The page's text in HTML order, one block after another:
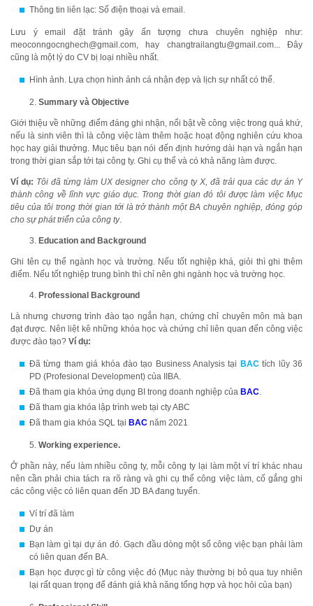
Thông tin liên lạc: Số điện thoại và email.
Lưu ý email đặt tránh gây ấn tượng chưa chuyên nghiệp như:
meoconngocnghech@gmail.com, hay changtrailangtu@gmail.com... Đây
cũng là một lý do CV bị loại nhiều nhất.
Hình ảnh. Lựa chọn hình ảnh cá nhận đẹp và lịch sự nhất có thể.
Summary và Objective
Giới thiệu về những điểm đáng ghi nhận, nổi bật về công việc trong quá khứ,
nếu là sinh viên thì là công việc làm thêm hoặc hoạt động nghiên cứu khoa
học hay giải thưởng. Mục tiêu bạn nói đến định hướng dài hạn và ngắn hạn
trong thời gian sắp tới tại công ty. Ghi cụ thể và có khả năng làm được.
Ví dụ: Tôi đã từng làm UX designer cho công ty X, đã trải qua các dự án Y
thành công về lĩnh vực giáo dục. Trong thời gian đó tôi được làm việc Mục
tiêu của tôi trong thời gian tới là trở thành một BA chuyên nghiệp, đóng góp
cho sự phát triển của công ty.
Education and Background
Ghi tên cụ thể ngành học và trường. Nếu tốt nghiệp khá, giỏi thì ghi thêm
điểm. Nếu tốt nghiệp trung bình thì chỉ nên ghi ngành học và trường học.
Professional Background
Là nhưng chương trình đào tạo ngắn hạn, chứng chỉ chuyên môn mà bạn
đạt được. Nên liệt kê những khóa học và chứng chỉ liên quan đến công việc
được đào tạo? Ví dụ:
Đã từng tham giá khóa đào tạo Business Analysis tại BAC tích lũy 36
PD (Profesional Development) của IIBA.
Đã tham gia khóa ứng dụng BI trong doanh nghiệp của BAC.
Đã tham gia khóa lập trình web tại cty ABC
Đã tham gia khóa SQL tại BAC năm 2021
Working experience.
Ở phần này, nếu làm nhiều công ty, mỗi công ty lại làm một ví trí khác nhau
nên cần phải chia tách ra rõ ràng và ghi cụ thể công việc làm, cố gắng ghi
các công việc có liên quan đến JD BA đang tuyển.
Ví trí đã làm
Dự án
Bạn làm gì tại dự án đó. Gạch đầu dòng một số công việc bạn phải làm
có liên quan đến BA.
Bạn học được gì từ công việc đó (Mục này thường bị bỏ qua tuy nhiên
lại rất quan trọng để đánh giá khả năng tổng hợp và học hỏi của bạn)